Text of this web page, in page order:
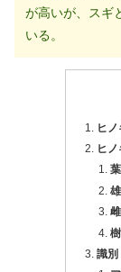
が高いが、スギ
いる。
ヒ
ヒ
葉
識別